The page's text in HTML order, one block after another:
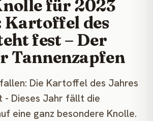
für 2023
Kartoffel des
fest – Der
Tannenzapfen
Die Kartoffel des Jahres
- Dieses Jahr fällt die
eine ganz besondere Knolle.